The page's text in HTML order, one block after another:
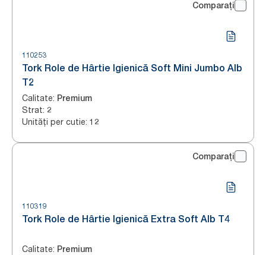
Comparați
110253
Tork Role de Hârtie Igienică Soft Mini Jumbo Alb
T2
Calitate: Premium
Strat: 2
Unități per cutie: 12
Comparați
110319
Tork Role de Hârtie Igienică Extra Soft Alb T4
Calitate: Premium